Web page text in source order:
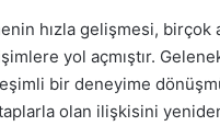
hızla gelişmesi, birçok
yol açmıştır.
bir deneyime
olan ilişkisini